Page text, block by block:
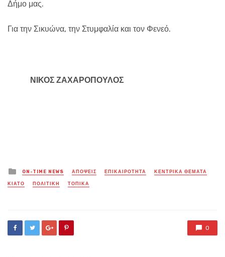
Δήμο μας.
Για την Σικυώνα, την Στυμφαλία και τον Φενεό.
ΝΙΚΟΣ ΖΑΧΑΡΟΠΟΥΛΟΣ
Posted
in
ON-TIME NEWS ΑΠΟΨΕΙΣ ΕΠΙΚΑΙΡΟΤΗΤΑ ΚΕΝΤΡΙΚΑ ΘΕΜΑΤΑ
ΚΙΑΤΟ ΠΟΛΙΤΙΚΗ ΤΟΠΙΚΑ
0